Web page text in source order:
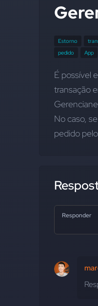
Estorno
pedido
App
É possível
transação
No caso,
pedido
Responder